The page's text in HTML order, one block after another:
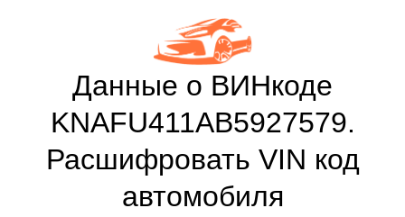
Данные о ВИНкоде
KNAFU411AB5927579.
Расшифровать VIN код
автомобиля